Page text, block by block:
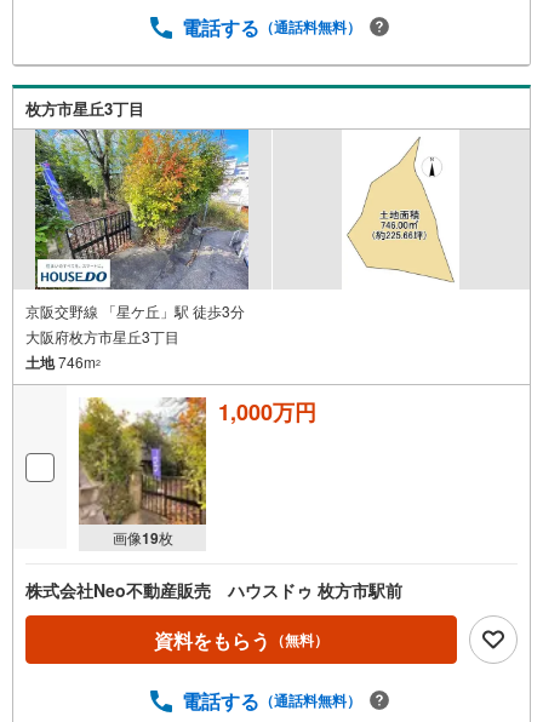
ます。・車でご自宅や最寄り駅等、ご指定の場所まで送迎
します。・チャイルドシートのご用意ございます。◎個別F
P相談会 無料物件のご紹介だけでなく住宅ローン・資金
のご相談、まずは家探しについて話を聞きたいという方も
大歓迎です！年間8000棟以上の限定物件を発表しているオ
ープンハウスだから出会える物件が多数ございます。ぜひ
お気軽にご連絡・ご相談ください！※限定物件:当社のみ、
もしくは当社を含めた数社でのみご紹介可能なオープンハ
ウス・ディベロップメントの物件
電話する （通話料無料）
枚方市星丘3丁目
京阪交野線 「星ケ丘」駅 徒歩3分
大阪府枚方市星丘3丁目
土地746m2
画像19枚
1,000万円
株式会社Neo不動産販売 ハウスドゥ 枚方市駅前
資料をもらう （無料）
電話する （通話料無料）